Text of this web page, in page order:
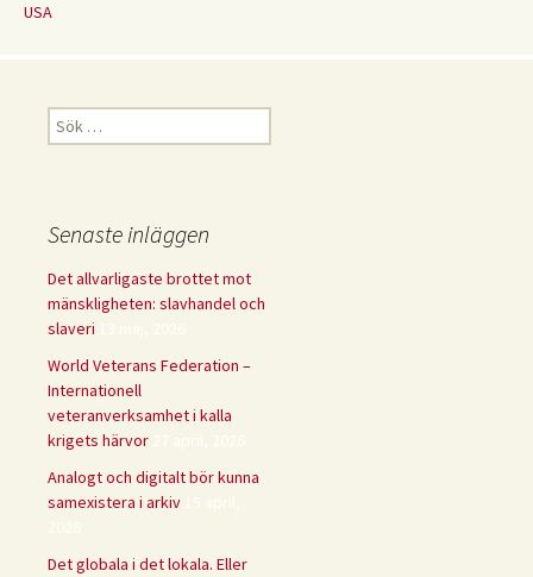
USA
Sök
efter:
Senaste inläggen
Det allvarligaste brottet mot
mänskligheten: slavhandel och
slaveri 13 maj, 2026
World Veterans Federation –
Internationell
veteranverksamhet i kalla
krigets härvor
27 april, 2026
Analogt och digitalt bör kunna
samexistera i arkiv 15 april,
2026
Det globala i det lokala. Eller